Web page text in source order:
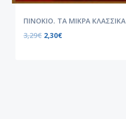
ΠΙΝΟΚΙΟ. ΤΑ ΜΙΚΡΑ ΚΛΑΣΣΙΚΑ
3,29€ 2,30€